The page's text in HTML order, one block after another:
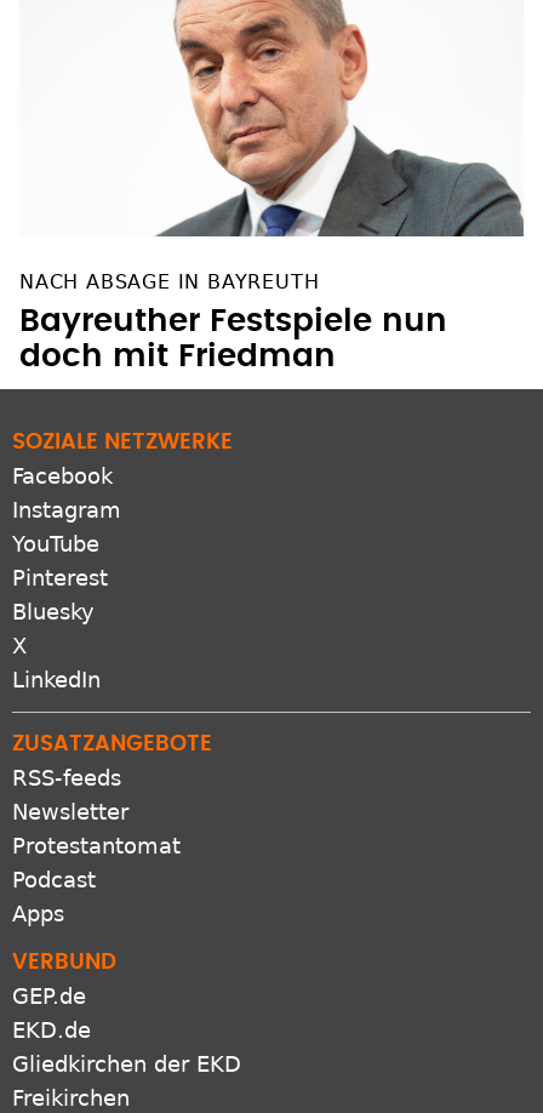
NACH ABSAGE IN BAYREUTH
Bayreuther Festspiele nun
doch mit Friedman
SOZIALE NETZWERKE
Facebook
Instagram
YouTube
Pinterest
Bluesky
X
LinkedIn
ZUSATZANGEBOTE
RSS-feeds
Newsletter
Protestantomat
Podcast
Apps
VERBUND
GEP.de
EKD.de
Gliedkirchen der EKD
Freikirchen